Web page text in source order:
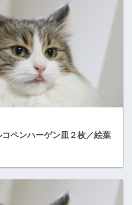
ペンハーゲン皿２枚／絵葉